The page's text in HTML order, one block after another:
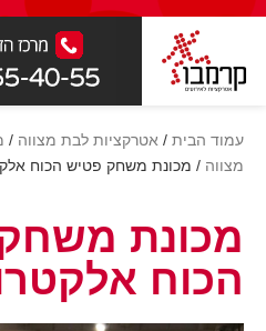
עמוד הבית / אטרקציות לבת מצווה /
מצווה / מכונת משחק פטיש הכוח
מכונת
הכוח